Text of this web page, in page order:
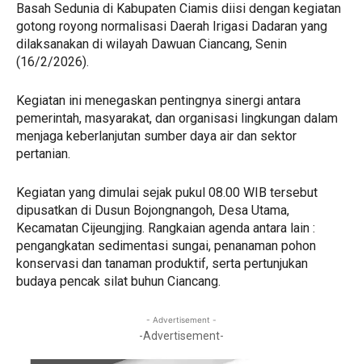
Basah Sedunia di Kabupaten Ciamis diisi dengan kegiatan
gotong royong normalisasi Daerah Irigasi Dadaran yang
dilaksanakan di wilayah Dawuan Ciancang, Senin
(16/2/2026).
Kegiatan ini menegaskan pentingnya sinergi antara
pemerintah, masyarakat, dan organisasi lingkungan dalam
menjaga keberlanjutan sumber daya air dan sektor
pertanian.
Kegiatan yang dimulai sejak pukul 08.00 WIB tersebut
dipusatkan di Dusun Bojongnangoh, Desa Utama,
Kecamatan Cijeungjing. Rangkaian agenda antara lain :
pengangkatan sedimentasi sungai, penanaman pohon
konservasi dan tanaman produktif, serta pertunjukan
budaya pencak silat buhun Ciancang.
- Advertisement -
-Advertisement-